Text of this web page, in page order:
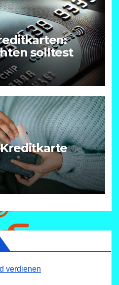
solltest
verdienen